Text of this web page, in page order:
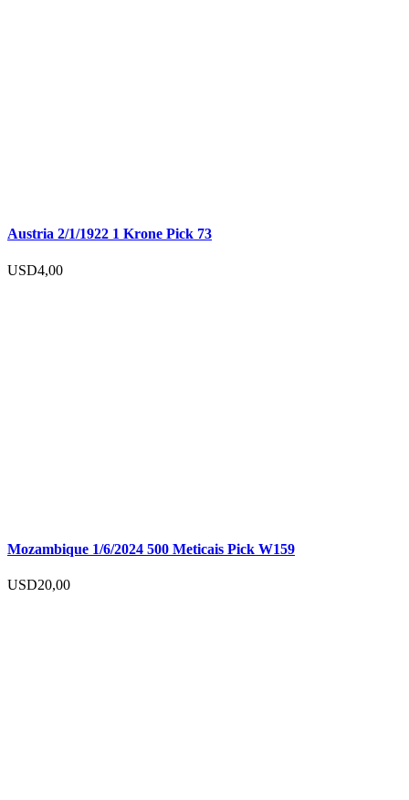
Austria 2/1/1922 1 Krone Pick 73
USD4,00
Mozambique 1/6/2024 500 Meticais Pick W159
USD20,00